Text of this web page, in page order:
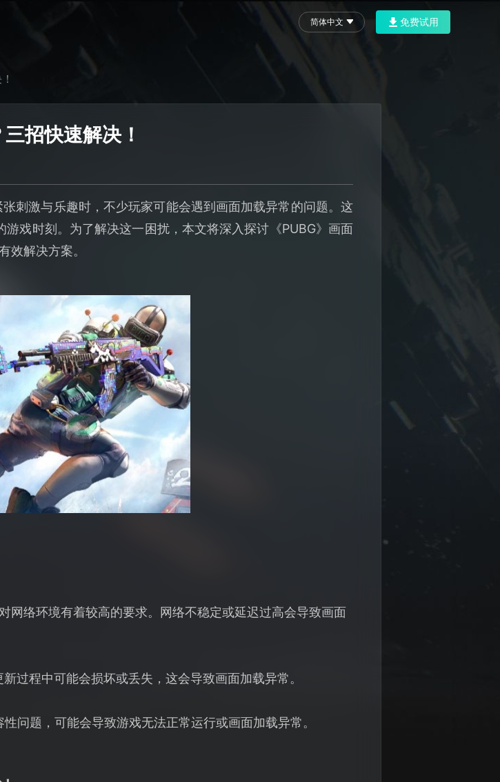
简体中文 免费试用
招快速解决！
刺激与乐趣时，不少玩家可能会遇到画面加载异常的问题。这
戏时刻。为了解决这一困扰，本文将深入探讨《PUBG》画面
效解决方案。
网络环境有着较高的要求。网络不稳定或延迟过高会导致画面
过程中可能会损坏或丢失，这会导致画面加载异常。
问题，可能会导致游戏无法正常运行或画面加载异常。